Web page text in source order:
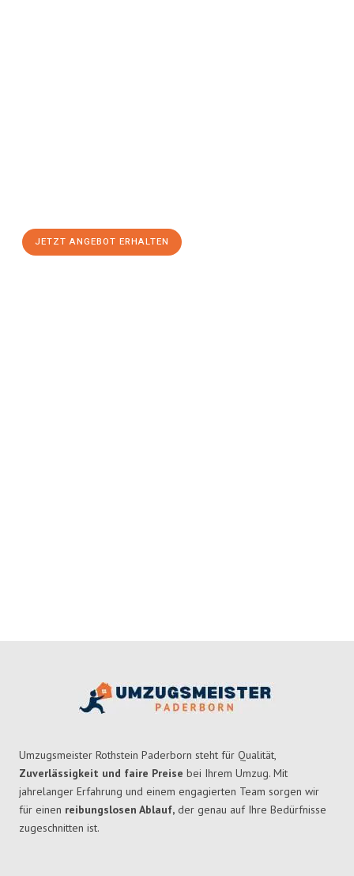
JETZT ANGEBOT ERHALTEN
Umzugsmeister Rothstein Paderborn steht für Qualität,
Zuverlässigkeit und faire Preise bei Ihrem Umzug. Mit
jahrelanger Erfahrung und einem engagierten Team sorgen wir
für einen reibungslosen Ablauf, der genau auf Ihre Bedürfnisse
zugeschnitten ist.